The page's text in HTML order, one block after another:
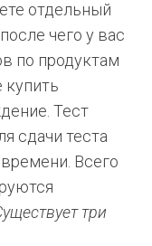
отдельный
чего у вас
по продуктам
Тест
сдачи теста
Всего
три